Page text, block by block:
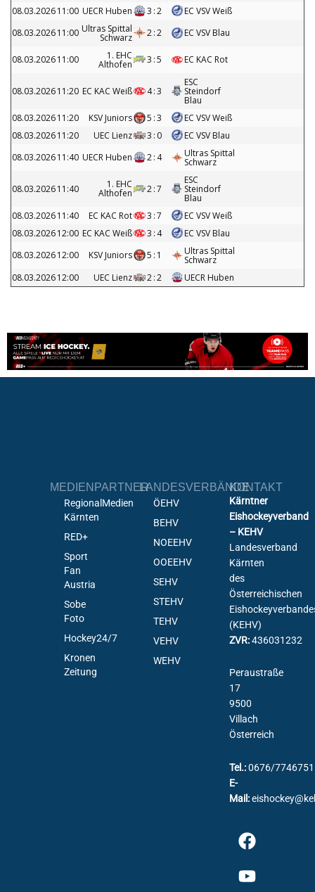
08.03.202611:00 UECR Huben 3 :2
EC VSV Weiß
08.03.202611:00 Ultras Spittal
Schwarz 2:2 EC VSV Blau
08.03.202611:00 1. EHC
Althofen 3 :5 EC KAC Rot
08.03.202611:20 EC KAC Weiß 4:3
ESC
Steindorf
Blau
08.03.202611:20 KSV Juniors 5 :3
EC VSV Weiß
08.03.202611:20 UEC Lienz 3 : 0
EC VSV Blau
08.03.202611:40 UECR Huben 2: 4 Ultras Spittal
Schwarz
08.03.202611:40 1. EHC
Althofen 2:7
ESC
Steindorf
Blau
08.03.202611:40 EC KAC Rot 3 :7
EC VSV Weiß
08.03.202612:00 EC KAC Weiß 3 : 4
EC VSV Blau
08.03.202612:00 KSV Juniors 5 : 1 Ultras Spittal
Schwarz
08.03.202612:00 UEC Lienz 2:2 UECR Huben
MEDIENPARTNER
RegionalMedien
Kärnten
RED+
Sport
Fan
Austria
Sobe
Foto
Hockey24/7
Kronen
Zeitung
LANDESVERBÄNDE
ÖEHV
BEHV
NOEEHV
OOEEHV
SEHV
STEHV
TEHV
VEHV
WEHV
KONTAKT
Kärntner
Eishockeyverband
– KEHV
Landesverband
Kärnten
des
Österreichischen
(KEHV)
ZVR:436031232
Peraustraße
17
9500
Villach
Österreich
Tel.:0676/7746751
E-
Mail: